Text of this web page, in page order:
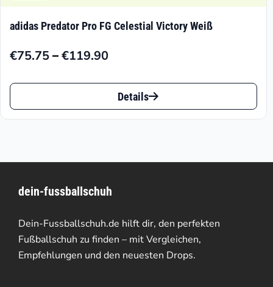
adidas Predator Pro FG Celestial Victory Weiß
€75.75–€119.90
Preisspanne:
€75.75
€119.90
Dieses
Produkt
auf.
Die
Optionen
können
Details
dein-fussballschuh
Dein-Fussballschuh.de hilft dir, den perfekten
Fußballschuh zu finden – mit Vergleichen,
Empfehlungen und den neuesten Drops.